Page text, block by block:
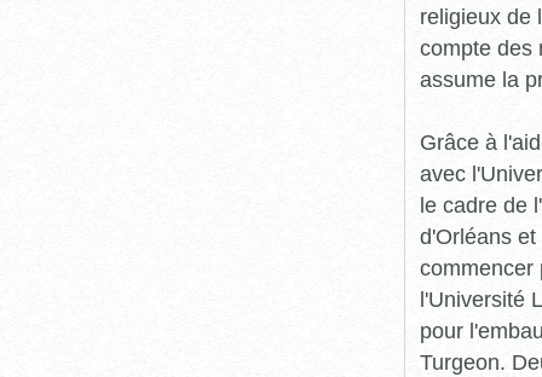
religieux de
compte des
assume la
Grâce à
avec
le cadre de
d'Orléans
commencer
l'Université
pour
Turgeon.